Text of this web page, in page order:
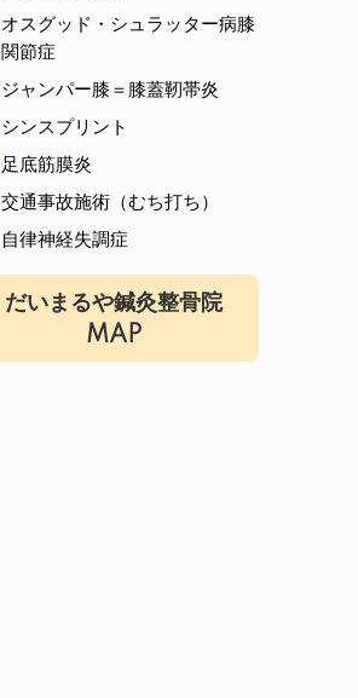
オスグッド・シュラッター病膝
関節症
ジャンパー膝＝膝蓋靭帯炎
シンスプリント
足底筋膜炎
交通事故施術（むち打ち）
自律神経失調症
だいまるや鍼灸整骨院
MAP